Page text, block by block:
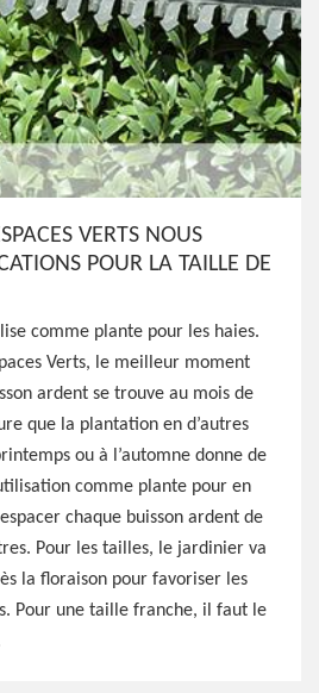
VERTS NOUS
POUR LA TAILLE DE
comme plante pour les haies.
Verts, le meilleur moment
ardent se trouve au mois de
que la plantation en d’autres
ou à l’automne donne de
comme plante pour en
chaque buisson ardent de
Pour les tailles, le jardinier va
la floraison pour favoriser les
Pour une taille franche, il faut le